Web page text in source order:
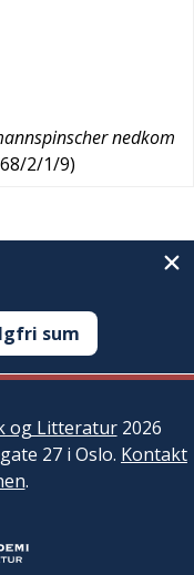
nedkom
2/1/9)
sum
og Litteratur2026
27 i Oslo. Kontakt
.